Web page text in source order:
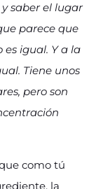
saber el lugar
parece que
igual. Y a la
Tiene unos
pero son
como tú
la